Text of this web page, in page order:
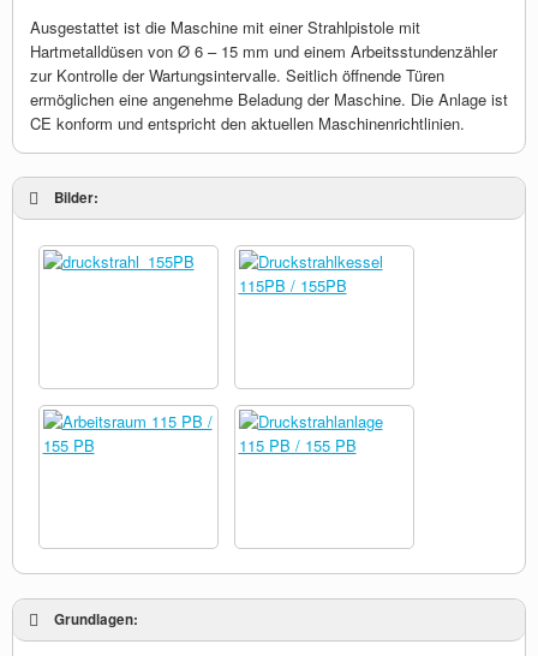
Ausgestattet ist die Maschine mit einer Strahlpistole mit
Hartmetalldüsen von Ø 6 – 15 mm und einem Arbeitsstundenzähler
zur Kontrolle der Wartungsintervalle. Seitlich öffnende Türen
ermöglichen eine angenehme Beladung der Maschine. Die Anlage ist
CE konform und entspricht den aktuellen Maschinenrichtlinien.
Bilder:
Grundlagen: